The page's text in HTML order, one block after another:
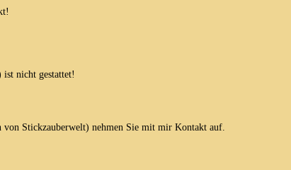
ist nicht gestattet!
Stickzauberwelt) nehmen Sie mit mir Kontakt auf.